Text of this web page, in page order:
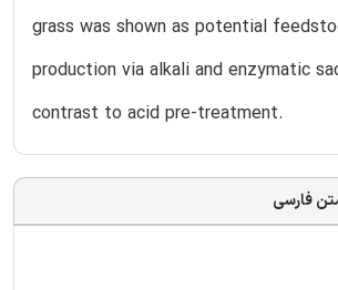
grass was shown as potential
production via alkali and enzymatic
contrast to acid pre-treatment.
فارسی